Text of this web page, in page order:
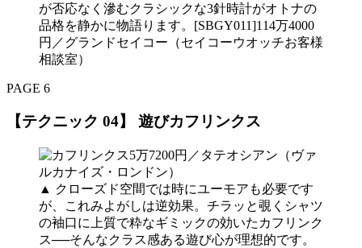
が否応なく滲むクラシックな3針時計がオトナの
品格を静かに物語ります。[SBGY011]114万4000
円／グランドセイコー（セイコーウオッチお客様
相談室）
PAGE 6
【テクニック 04】 遊びカフリンクス
▲ クローズド空間では時にユーモアも必要です
が、これみよがしは逆効果。チラッと覗くシャツ
の袖口に上質で粋なギミックの効いたカフリンク
ス──そんなクラス感ある遊び心が理想的です。